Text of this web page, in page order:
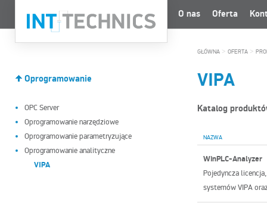
O nas Oferta
Oprogramowanie
OPC Server
Oprogramowanie narzędziowe
Oprogramowanie parametryzujące
Oprogramowanie analityczne
VIPA
GŁÓWNA > OFERTA >
VIPA
Katalog
NAZWA
WinPLC-Analyzer
Pojedyncza
systemów VIPA